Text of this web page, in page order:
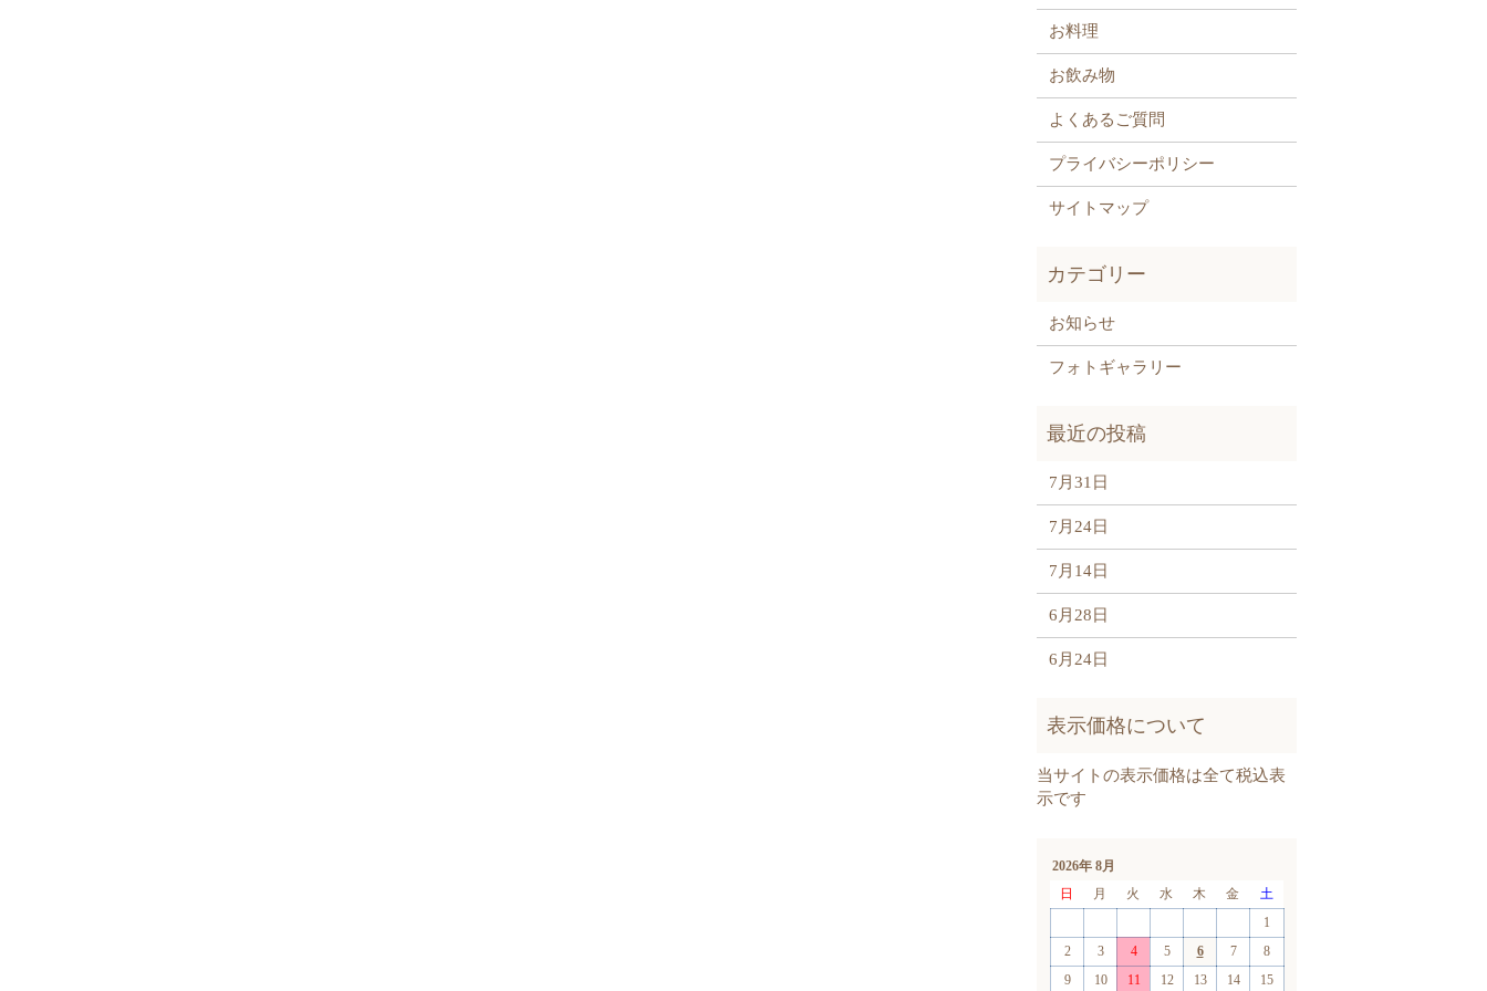
お料理
お飲み物
よくあるご質問
プライバシーポリシー
サイトマップ
お知らせ
フォトギャラリー
7月31日
7月24日
7月14日
6月28日
6月24日
2026年 8月
日
月 火 水 木 金
土
1
2
3 4 5 6 7
8
9
10 11 12 13 14 15